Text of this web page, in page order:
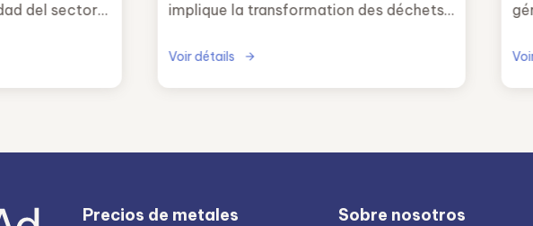
del sector.
digitales
seguro y
implique la transformation des déchets
Voir détails
Precios de metales Sobre nosotros